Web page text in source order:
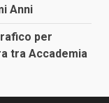
Anni
per
tra Accademia